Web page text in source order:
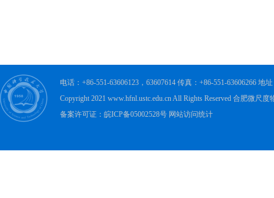
电话：+86-551-63606123，63607614 传真：+86-551-63606266 地
Copyright 2021 www.hfnl.ustc.edu.cn All Rights Reserved 合肥微尺
备案许可证：皖ICP备05002528号 网站访问统计